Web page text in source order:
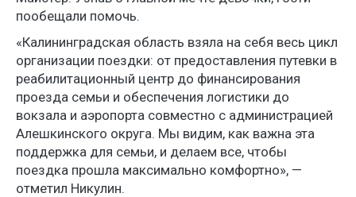
пообещали помочь.
«Калининградская область взяла на себя весь цикл
организации поездки: от предоставления путевки в
реабилитационный центр до финансирования
проезда семьи и обеспечения логистики до
вокзала и аэропорта совместно с администрацией
Алешкинского округа. Мы видим, как важна эта
поддержка для семьи, и делаем все, чтобы
поездка прошла максимально комфортно», —
отметил Никулин.